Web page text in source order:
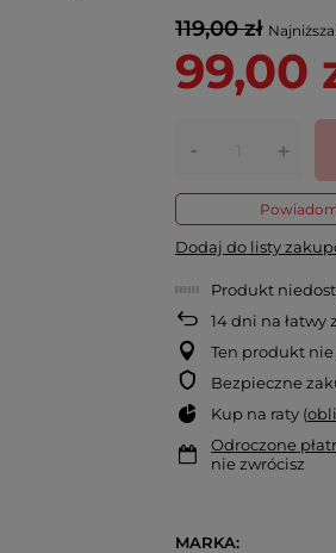
119,00 zł
99,00
- +
Dodaj do listy
Produkt
14dni na łatwy
Ten produkt
Bezpieczne
Kup na raty (
Odroczone
nie zwrócisz
MARKA